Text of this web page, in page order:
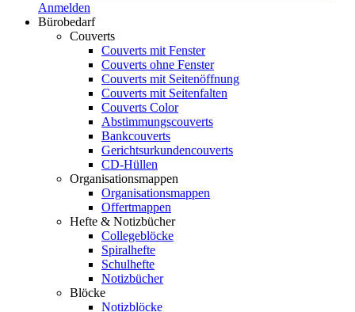
Anmelden
Bürobedarf
Couverts
Couverts mit Fenster
Couverts ohne Fenster
Couverts mit Seitenöffnung
Couverts mit Seitenfalten
Couverts Color
Abstimmungscouverts
Bankcouverts
Gerichtsurkundencouverts
CD-Hüllen
Organisationsmappen
Organisationsmappen
Offertmappen
Hefte & Notizbücher
Collegeblöcke
Spiralhefte
Schulhefte
Notizbücher
Blöcke
Notizblöcke